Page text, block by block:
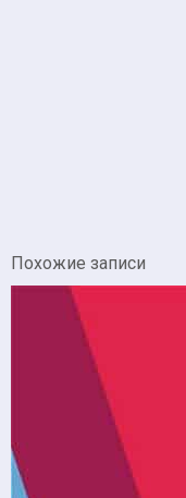
Похожие записи